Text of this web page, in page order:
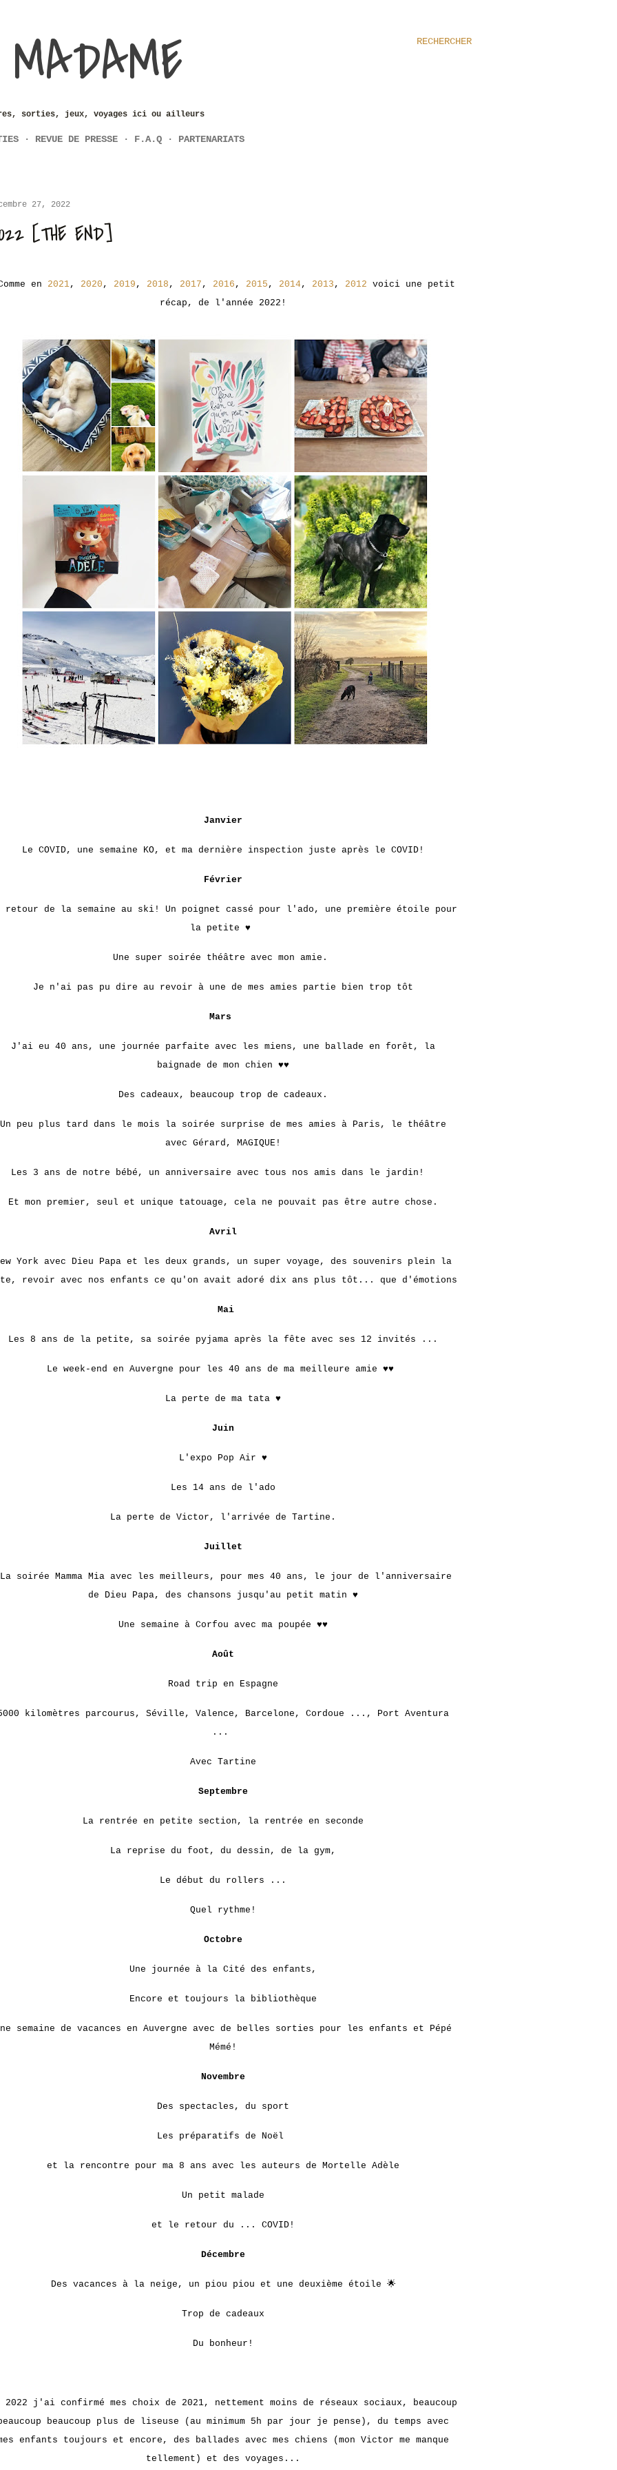
RECHERCHER
sorties, jeux, voyages ici ou ailleurs
REVUE DE PRESSE F.A.Q PARTENARIATS
27, 2022
[THE END]
en 2021, 2020 , 2019 , 2018 , 2017 , 2016 , 2015 , 2014, 2013 , 2012 voici une petit
récap, de l'année 2022!
Janvier
Le COVID, une semaine KO, et ma dernière inspection juste après le COVID!
Février
retour de la semaine au ski! Un poignet cassé pour l'ado, une première étoile pour
la petite ♥
Une super soirée théâtre avec mon amie.
Je n'ai pas pu dire au revoir à une de mes amies partie bien trop tôt
Mars
J'ai eu 40 ans, une journée parfaite avec les miens, une ballade en forêt, la
baignade de mon chien ♥♥
Des cadeaux, beaucoup trop de cadeaux.
Un peu plus tard dans le mois la soirée surprise de mes amies à Paris, le théâtre
avec Gérard, MAGIQUE!
Les 3 ans de notre bébé, un anniversaire avec tous nos amis dans le jardin!
Et mon premier, seul et unique tatouage, cela ne pouvait pas être autre chose.
Avril
York avec Dieu Papa et les deux grands, un super voyage, des souvenirs plein la
revoir avec nos enfants ce qu'on avait adoré dix ans plus tôt... que d'émotions
Mai
Les 8 ans de la petite, sa soirée pyjama après la fête avec ses 12 invités ...
Le week-end en Auvergne pour les 40 ans de ma meilleure amie ♥♥
La perte de ma tata ♥
Juin
L'expo Pop Air ♥
Les 14 ans de l'ado
La perte de Victor, l'arrivée de Tartine.
Juillet
soirée Mamma Mia avec les meilleurs, pour mes 40 ans, le jour de l'anniversaire
de Dieu Papa, des chansons jusqu'au petit matin ♥
Une semaine à Corfou avec ma poupée ♥♥
Août
Road trip en Espagne
kilomètres parcourus, Séville, Valence, Barcelone, Cordoue ..., Port Aventura
...
Avec Tartine
Septembre
La rentrée en petite section, la rentrée en seconde
La reprise du foot, du dessin, de la gym,
Le début du rollers ...
Quel rythme!
Octobre
Une journée à la Cité des enfants,
Encore et toujours la bibliothèque
semaine de vacances en Auvergne avec de belles sorties pour les enfants et Pépé
Mémé!
Novembre
Des spectacles, du sport
Les préparatifs de Noël
et la rencontre pour ma 8 ans avec les auteurs de Mortelle Adèle
Un petit malade
et le retour du ... COVID!
Décembre
Des vacances à la neige, un piou piou et une deuxième étoile 🌟
Trop de cadeaux
Du bonheur!
2022 j'ai confirmé mes choix de 2021, nettement moins de réseaux sociaux, beaucoup
beaucoup plus de liseuse (au minimum 5h par jour je pense), du temps avec
enfants toujours et encore, des ballades avec mes chiens (mon Victor me manque
tellement) et des voyages...